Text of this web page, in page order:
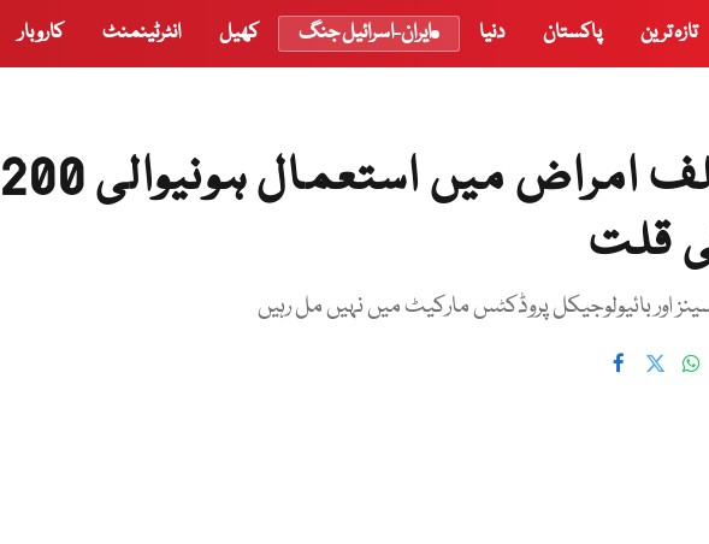
تازہ ترین پاکستان دنیا ایران-اسرائیل جنگ کھیل انٹرٹینمنٹ کاروبار
ٹی بی سمیت مختلف امراض میں استعمال ہونیوالی 200
قلت
اور بائیولوجیکل پروڈکٹس مارکیٹ میں نہیں مل رہیں